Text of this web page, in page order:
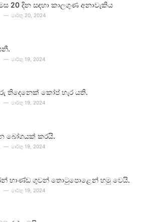
20 දින සඳහා කාලගුණ අනාවැකිය
මාර්තු 20, 2024
මාර්තු 19, 2024
තිදෙනෙක් කෝප් හැර යති.
මාර්තු 19, 2024
බෝගයක් කරයි.
මාර්තු 19, 2024
භාණ්ඩ ගුවන් තොටුපොළෙන් හමු වෙයි.
මාර්තු 19, 2024